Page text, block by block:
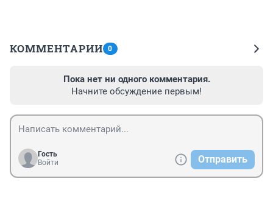
КОММЕНТАРИИ 0
Пока нет ни одного комментария.
Начните обсуждение первым!
Гость
Войти
Отправить